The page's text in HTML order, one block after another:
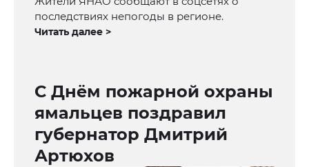
последствиях непогоды в регионе.
Читать далее >
С Днём пожарной охраны
ямальцев поздравил
губернатор Дмитрий
Артюхов